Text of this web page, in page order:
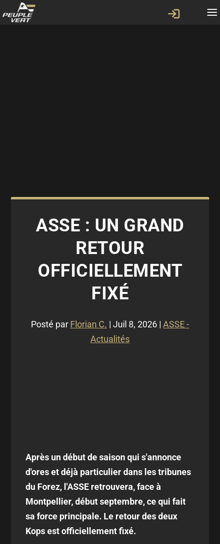
ASSE : UN GRAND
RETOUR
OFFICIELLEMENT
FIXÉ
Posté par Florian C. | Juil 8, 2026 | ASSE -
Actualités
Après un début de saison qui s'annonce
d'ores et déjà particulier dans les tribunes
du Forez, l'ASSE retrouvera, face à
Montpellier, début septembre, ce qui fait
sa force principale. Le retour des deux
Kops est officiellement fixé.